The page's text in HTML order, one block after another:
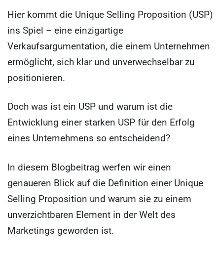
Hier kommt die Unique Selling Proposition (USP)
ins Spiel – eine einzigartige
Verkaufsargumentation, die einem Unternehmen
ermöglicht, sich klar und unverwechselbar zu
positionieren.
Doch was ist ein USP und warum ist die
Entwicklung einer starken USP für den Erfolg
eines Unternehmens so entscheidend?
In diesem Blogbeitrag werfen wir einen
genaueren Blick auf die Definition einer Unique
Selling Proposition und warum sie zu einem
unverzichtbaren Element in der Welt des
Marketings geworden ist.